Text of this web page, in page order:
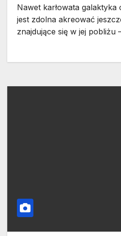
Nawet karłowata galaktyka
jest zdolna akreować
znajdujące się w jej pobliżu